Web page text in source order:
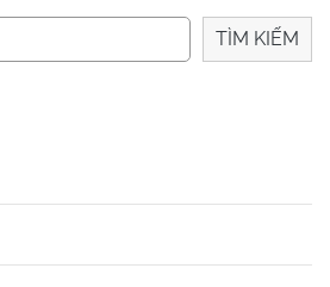
TÌM KIẾM